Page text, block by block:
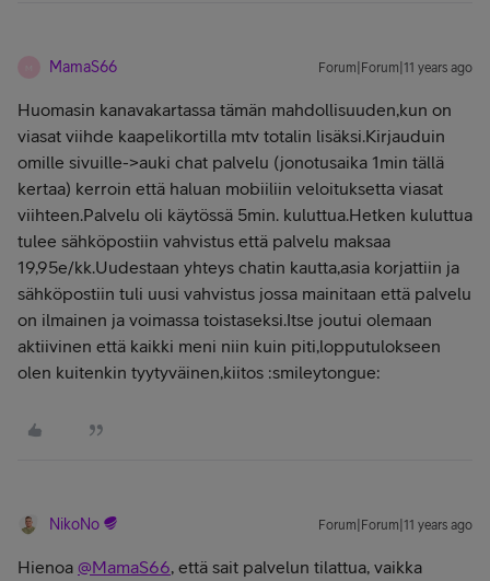
MamaS66 Forum|Forum|11 years ago
Huomasin kanavakartassa tämän mahdollisuuden,kun on
viasat viihde kaapelikortilla mtv totalin lisäksi.Kirjauduin
omille sivuille->auki chat palvelu (jonotusaika 1min tällä
kertaa) kerroin että haluan mobiiliin veloituksetta viasat
viihteen.Palvelu oli käytössä 5min. kuluttua.Hetken kuluttua
tulee sähköpostiin vahvistus että palvelu maksaa
19,95e/kk.Uudestaan yhteys chatin kautta,asia korjattiin ja
sähköpostiin tuli uusi vahvistus jossa mainitaan että palvelu
on ilmainen ja voimassa toistaseksi.Itse joutui olemaan
aktiivinen että kaikki meni niin kuin piti,lopputulokseen
olen kuitenkin tyytyväinen,kiitos :smileytongue:
NikoNo Forum|Forum|11 years ago
Hienoa @MamaS66, että sait palvelun tilattua, vaikka